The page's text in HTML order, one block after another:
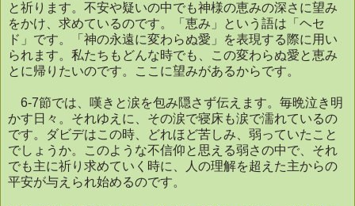
と祈ります。不安や疑いの中でも神様の恵みの深さに望み
をかけ、求めているのです。「恵み」という語は「ヘセ
ド」です。「神の永遠に変わらぬ愛」を表現する際に用い
られます。私たちもどんな時でも、この変わらぬ愛と恵み
とに帰りたいのです。ここに望みがあるからです。
6-7節では、嘆きと涙を包み隠さず伝えます。毎晩泣き明
かす日々。それゆえに、その涙で寝床も涙で濡れているの
です。ダビデはこの時、どれほど苦しみ、弱っていたこと
でしょうか。このような不信仰と思える弱さの中で、それ
でも主に祈り求めていく時に、人の理解を超えた主からの
平安が与えられ始めるのです。